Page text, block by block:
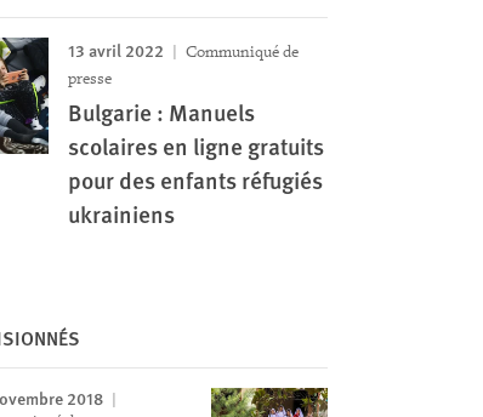
13 avril 2022
Communiqué de
presse
Bulgarie : Manuels
scolaires en ligne gratuits
pour des enfants réfugiés
ukrainiens
2018